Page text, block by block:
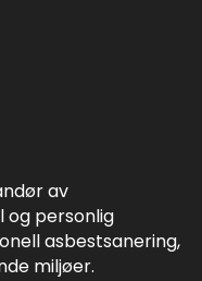
av
og personlig
asbestsanering,
miljøer.